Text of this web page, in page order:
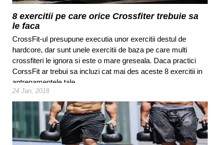
8 exercitii pe care orice Crossfiter trebuie sa
le faca
CrossFit-ul presupune executia unor exercitii destul de
hardcore, dar sunt unele exercitii de baza pe care multi
crossfiteri le ignora si este o mare greseala. Daca practici
CorssFit ar trebui sa incluzi cat mai des aceste 8 exercitii in
antrenamentele tale.
24 Jan, 2018